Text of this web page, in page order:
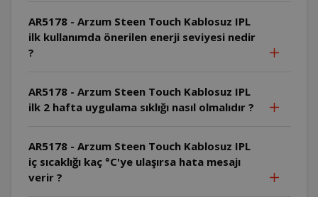
AR5178 - Arzum Steen Touch Kablosuz IPL
ilk kullanımda önerilen enerji seviyesi nedir
?
AR5178 - Arzum Steen Touch Kablosuz IPL
ilk 2 hafta uygulama sıklığı nasıl olmalıdır ?
AR5178 - Arzum Steen Touch Kablosuz IPL
iç sıcaklığı kaç °C'ye ulaşırsa hata mesajı
verir ?